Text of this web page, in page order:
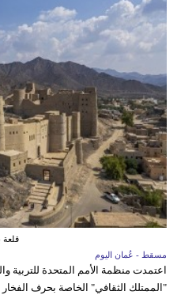
قلعة
مسقط - عُمان اليوم
اعتمدت منظمة الأمم المتحدة للتربية
"الممتلك الثقافي" الخاصة بحرف